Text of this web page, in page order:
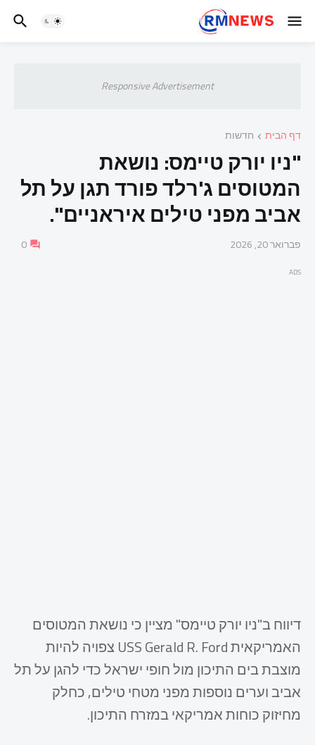
Responsive Advertisement
דף הבית חדשות
"ניו יורק טיימס: נושאת
המטוסים ג'רלד פורד תגן על תל
אביב מפני טילים איראניים".
פברואר 20, 2026 0
ADS
דיווח ב"ניו יורק טיימס" מציין כי נושאת המטוסים
האמריקאית USS Gerald R. Ford צפויה להיות
מוצבת בים התיכון מול חופי ישראל כדי להגן על תל
אביב וערים נוספות מפני מטחי טילים, כחלק
מחיזוק כוחות אמריקאי במזרח התיכון.